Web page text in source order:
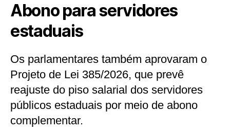
Abono para servidores
estaduais
Os parlamentares também aprovaram o
Projeto de Lei 385/2026, que prevê
reajuste do piso salarial dos servidores
públicos estaduais por meio de abono
complementar.